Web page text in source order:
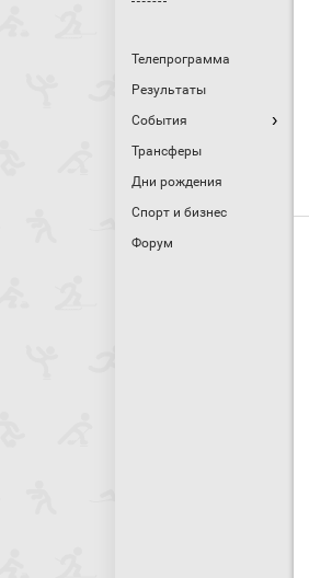
Телепрограмма
Результаты
События
Трансферы
Дни рождения
Спорт и бизнес
Форум